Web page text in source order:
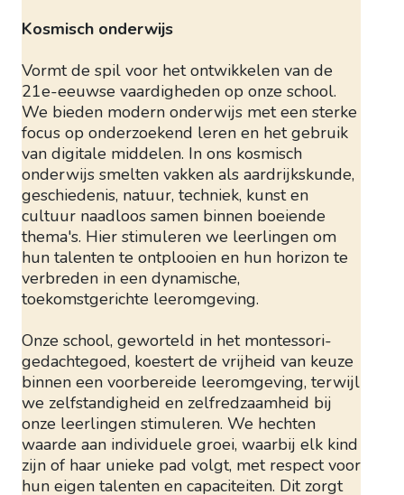
Kosmisch onderwijs
Vormt de spil voor het ontwikkelen van de
21e-eeuwse vaardigheden op onze school.
We bieden modern onderwijs met een sterke
focus op onderzoekend leren en het gebruik
van digitale middelen. In ons kosmisch
onderwijs smelten vakken als aardrijkskunde,
geschiedenis, natuur, techniek, kunst en
cultuur naadloos samen binnen boeiende
thema's. Hier stimuleren we leerlingen om
hun talenten te ontplooien en hun horizon te
verbreden in een dynamische,
toekomstgerichte leeromgeving.
Onze school, geworteld in het montessori-
gedachtegoed, koestert de vrijheid van keuze
binnen een voorbereide leeromgeving, terwijl
we zelfstandigheid en zelfredzaamheid bij
onze leerlingen stimuleren. We hechten
waarde aan individuele groei, waarbij elk kind
zijn of haar unieke pad volgt, met respect voor
hun eigen talenten en capaciteiten. Dit zorgt